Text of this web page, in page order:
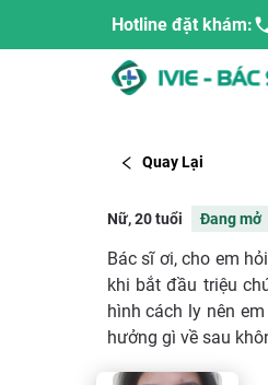
Hotline đặt khám:
Quay Lại
Nữ, 20 tuổi Đang mở
Bác sĩ ơi, cho em
khi bắt đầu triệu
hình cách ly nên
hưởng gì về sau